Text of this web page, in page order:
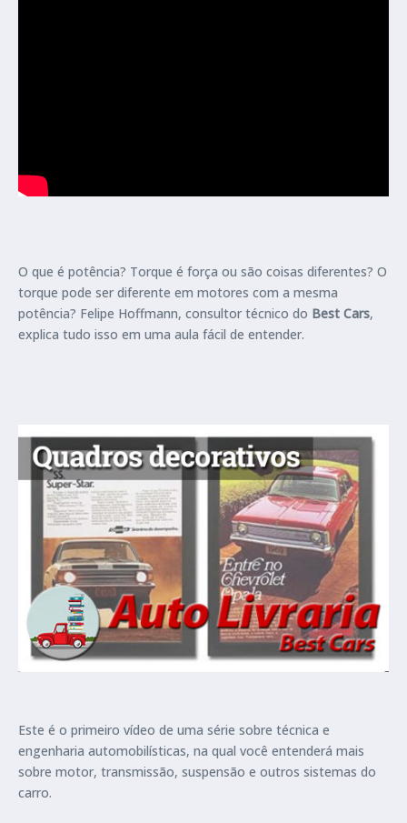
O que é potência? Torque é força ou são coisas diferentes? O
torque pode ser diferente em motores com a mesma
potência? Felipe Hoffmann, consultor técnico do Best Cars,
explica tudo isso em uma aula fácil de entender.
Este é o primeiro vídeo de uma série sobre técnica e
engenharia automobilísticas, na qual você entenderá mais
sobre motor, transmissão, suspensão e outros sistemas do
carro.